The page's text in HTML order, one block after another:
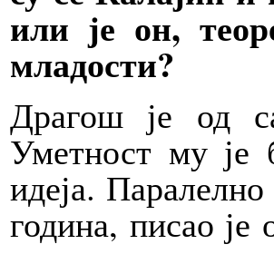
или је он,
младости?
Драгош је од
Уметност му је
идеја.
година, писао је